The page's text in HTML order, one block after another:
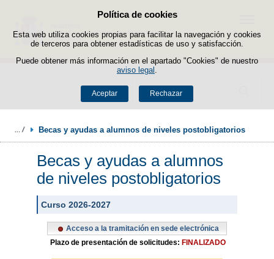
Política de cookies
Esta web utiliza cookies propias para facilitar la navegación y cookies
de terceros para obtener estadísticas de uso y satisfacción.
Puede obtener más información en el apartado "Cookies" de nuestro
aviso legal
Aceptar Rechazar
Saltar al contenido
Buscador
Menú
Becas y ayudas a alumnos de niveles postobligatorios
Becas y ayudas a alumnos
de niveles postobligatorios
Curso 2026-2027
Acceso a la tramitación en sede electrónica
Plazo de presentación de solicitudes: FINALIZADO